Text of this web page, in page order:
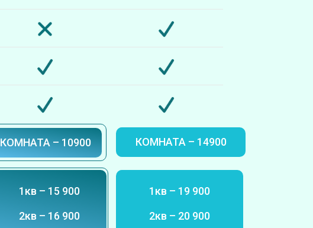
КОМНАТА – 10900 КОМНАТА – 14900
1кв – 15 900
2кв – 16 900
1кв – 19 900
2кв – 20 900